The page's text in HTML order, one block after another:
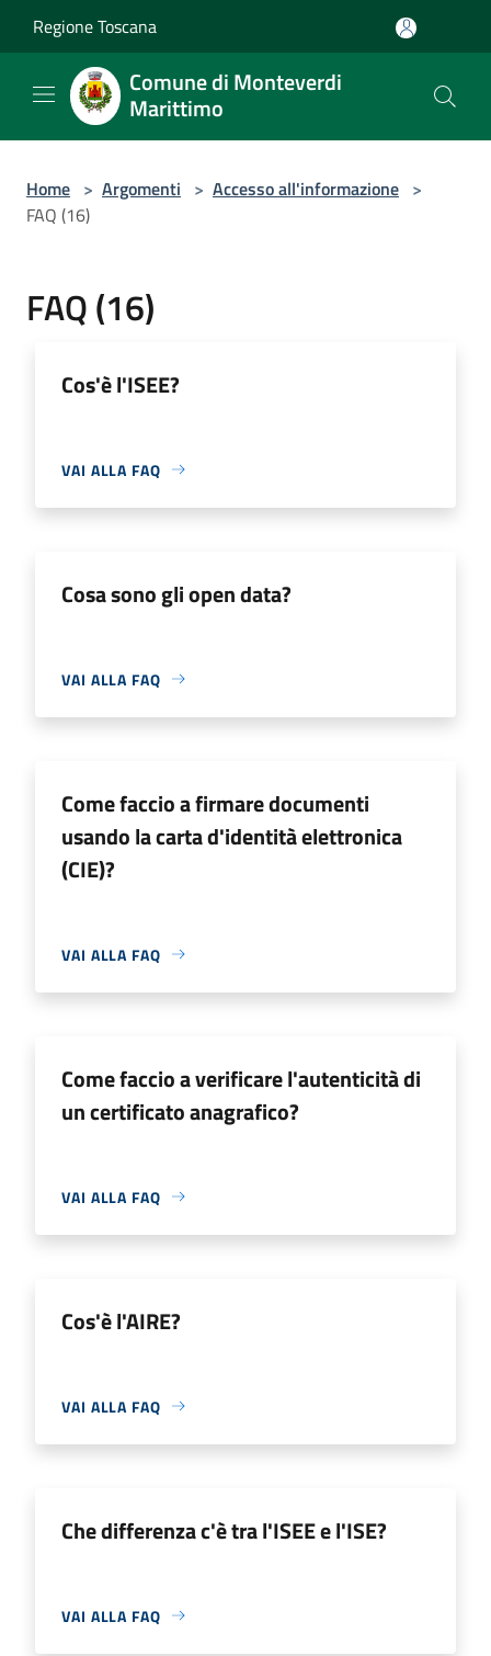
Regione Toscana
Comune di Monteverdi
Marittimo
Home > Argomenti > Accesso all'informazione >
FAQ (16)
FAQ (16)
Cos'è l'ISEE?
VAI ALLA FAQ
Cosa sono gli open data?
VAI ALLA FAQ
Come faccio a firmare documenti
usando la carta d'identità elettronica
(CIE)?
VAI ALLA FAQ
Come faccio a verificare l'autenticità di
un certificato anagrafico?
VAI ALLA FAQ
Cos'è l'AIRE?
VAI ALLA FAQ
Che differenza c'è tra l'ISEE e l'ISE?
VAI ALLA FAQ